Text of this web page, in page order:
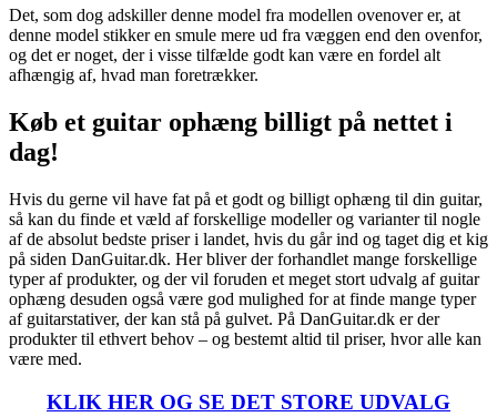
Det, som dog adskiller denne model fra modellen ovenover er, at
denne model stikker en smule mere ud fra væggen end den ovenfor,
og det er noget, der i visse tilfælde godt kan være en fordel alt
afhængig af, hvad man foretrækker.
Køb et guitar ophæng billigt på nettet i
dag!
Hvis du gerne vil have fat på et godt og billigt ophæng til din guitar,
så kan du finde et væld af forskellige modeller og varianter til nogle
af de absolut bedste priser i landet, hvis du går ind og taget dig et kig
på siden DanGuitar.dk. Her bliver der forhandlet mange forskellige
typer af produkter, og der vil foruden et meget stort udvalg af guitar
ophæng desuden også være god mulighed for at finde mange typer
af guitarstativer, der kan stå på gulvet. På DanGuitar.dk er der
produkter til ethvert behov – og bestemt altid til priser, hvor alle kan
være med.
KLIK HER OG SE DET STORE UDVALG